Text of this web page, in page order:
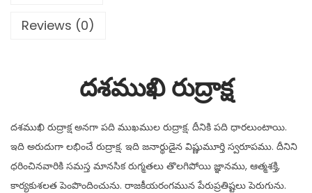
Reviews (0)
దశముఖి రుద్రాక్ష
దశముఖి రుద్రాక్ష అనగా పది ముఖముల రుద్రాక్ష. దీనికి పది ధారలుంటాయి.
ఇది అరుదుగా లభించే రుద్రాక్ష. ఇది జనార్థుడైన విష్ణుమూర్తి స్వరూపము. దీనిని
ధరించినవారికి సమస్త మానసిక రుగ్మతలు తొలగిపోయి జ్ఞానము, ఆత్మశక్తి,
కార్యకుశలత పెంపొందించును. రాజకీయరంగమున పేరుప్రతిష్టలు పెరుగును.